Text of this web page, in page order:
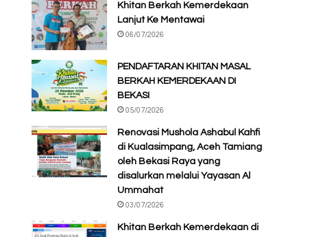
Khitan Berkah Kemerdekaan
Lanjut Ke Mentawai
06/07/2026
PENDAFTARAN KHITAN MASAL
BERKAH KEMERDEKAAN DI
BEKASI
05/07/2026
Renovasi Mushola Ashabul Kahfi
di Kualasimpang, Aceh Tamiang
oleh Bekasi Raya yang
disalurkan melalui Yayasan Al
Ummahat
03/07/2026
Khitan Berkah Kemerdekaan di